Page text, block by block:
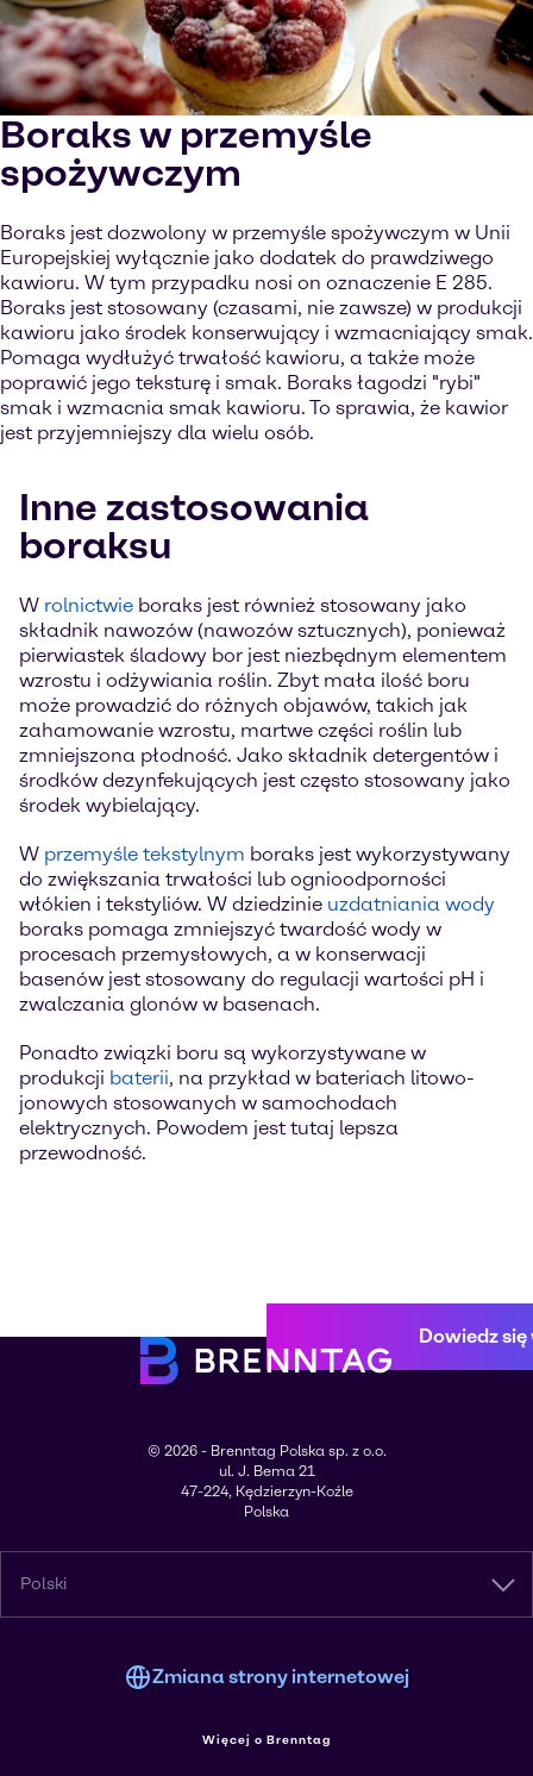
Boraks w przemyśle
spożywczym
Boraks jest dozwolony w przemyśle spożywczym w Unii
Europejskiej wyłącznie jako dodatek do prawdziwego
kawioru. W tym przypadku nosi on oznaczenie E 285.
Boraks jest stosowany (czasami, nie zawsze) w produkcji
kawioru jako środek konserwujący i wzmacniający smak.
Pomaga wydłużyć trwałość kawioru, a także może
poprawić jego teksturę i smak. Boraks łagodzi "rybi"
smak i wzmacnia smak kawioru. To sprawia, że kawior
jest przyjemniejszy dla wielu osób.
Inne zastosowania
boraksu
W rolnictwie boraks jest również stosowany jako
składnik nawozów (nawozów sztucznych), ponieważ
pierwiastek śladowy bor jest niezbędnym elementem
wzrostu i odżywiania roślin. Zbyt mała ilość boru
może prowadzić do różnych objawów, takich jak
zahamowanie wzrostu, martwe części roślin lub
zmniejszona płodność. Jako składnik detergentów i
środków dezynfekujących jest często stosowany jako
środek wybielający.
W przemyśle tekstylnym boraks jest wykorzystywany
do zwiększania trwałości lub ognioodporności
włókien i tekstyliów. W dziedzinie uzdatniania wody
boraks pomaga zmniejszyć twardość wody w
procesach przemysłowych, a w konserwacji
basenów jest stosowany do regulacji wartości pH i
zwalczania glonów w basenach.
Ponadto związki boru są wykorzystywane w
produkcji baterii, na przykład w bateriach litowo-
jonowych stosowanych w samochodach
elektrycznych. Powodem jest tutaj lepsza
przewodność.
Dowiedz
© 2026 - Brenntag Polska sp. z o.o.
ul. J. Bema 21
47-224, Kędzierzyn-Koźle
Polska
Polski
Zmiana strony internetowej
Więcej o Brenntag